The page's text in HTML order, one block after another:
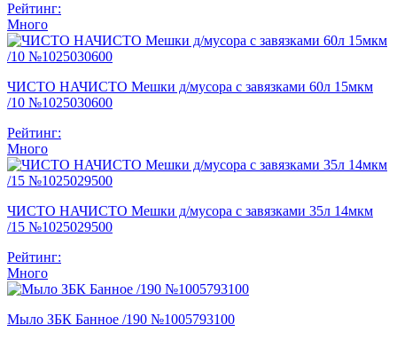
Рейтинг:
Много
ЧИСТО НАЧИСТО Мешки д/мусора с завязками 60л 15мкм
/10 №1025030600
Рейтинг:
Много
ЧИСТО НАЧИСТО Мешки д/мусора с завязками 35л 14мкм
/15 №1025029500
Рейтинг:
Много
Мыло ЗБК Банное /190 №1005793100